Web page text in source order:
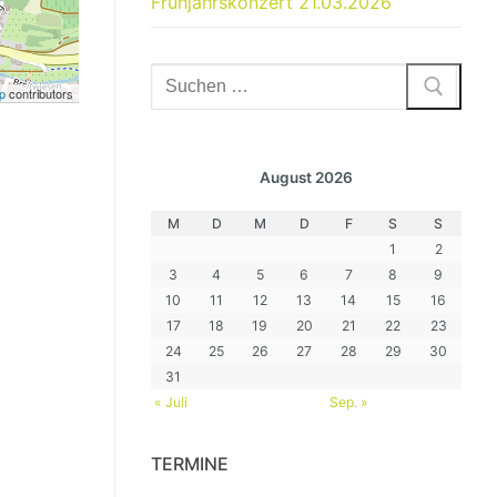
contributors
Suchen
nach:
August 2026
M D M D F S
S
1
2
3
4 5 6 7 8
9
10
11 12 13 14 15
16
17
18 19 20 21 22
23
24
25 26 27 28 29
30
31
« Juli
Sep. »
TERMINE